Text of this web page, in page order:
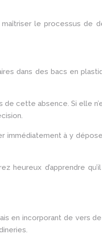
le processus de
dans des bacs en
cette absence. Si elle
à y
heureux d’apprendre
en incorporant de vers